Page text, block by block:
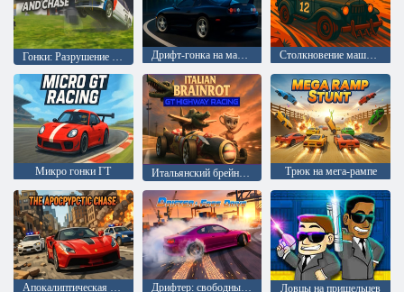
Дрифт-гонка на машинах Столкновение машин: Арена
Микро гонки ГТ Итальянский брейнрот Шоссейные гонки ГТ Трюк на мега-рампе
Апокалиптическая погоня Дрифтер: свободный дрифт Ловцы на пришельцев